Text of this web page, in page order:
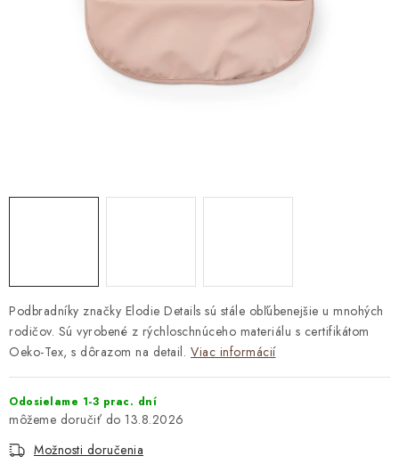
Podbradníky značky Elodie Details sú stále obľúbenejšie u mnohých
rodičov. Sú vyrobené z rýchloschnúceho materiálu s certifikátom
Oeko-Tex, s dôrazom na detail. Viac informácií
Odosielame 1-3 prac. dní
13.8.2026
Možnosti doručenia